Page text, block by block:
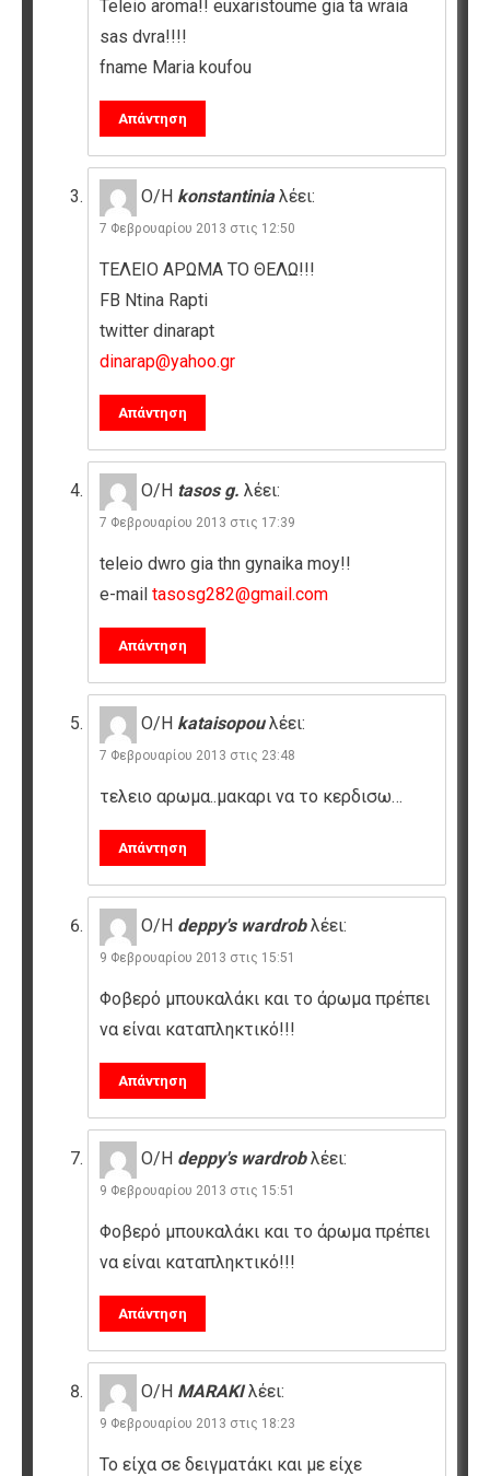
Teleio aroma!! euxaristoume gia ta wraia
sas dvra!!!!
fname Maria koufou
Απάντηση
Ο/Η konstantinia λέει:
7 Φεβρουαρίου 2013 στις 12:50
ΤΕΛΕΙΟ ΑΡΩΜΑ ΤΟ ΘΕΛΩ!!!
FB Ntina Rapti
twitter dinarapt
dinarap@yahoo.gr
Απάντηση
Ο/Η tasos g. λέει:
7 Φεβρουαρίου 2013 στις 17:39
teleio dwro gia thn gynaika moy!!
e-mail tasosg282@gmail.com
Απάντηση
Ο/Η kataisopou λέει:
7 Φεβρουαρίου 2013 στις 23:48
τελειο αρωμα..μακαρι να το κερδισω…
Απάντηση
Ο/Η deppy's wardrob λέει:
9 Φεβρουαρίου 2013 στις 15:51
Φοβερό μπουκαλάκι και το άρωμα πρέπει
να είναι καταπληκτικό!!!
Απάντηση
Ο/Η deppy's wardrob λέει:
9 Φεβρουαρίου 2013 στις 15:51
Φοβερό μπουκαλάκι και το άρωμα πρέπει
να είναι καταπληκτικό!!!
Απάντηση
Ο/Η MARAKI λέει:
9 Φεβρουαρίου 2013 στις 18:23
Το είχα σε δειγματάκι και με είχε